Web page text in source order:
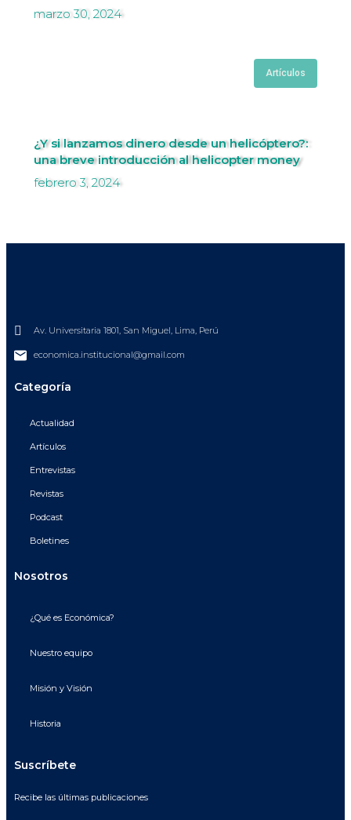
marzo 30, 2024
Artículos
¿Y si lanzamos dinero desde un helicóptero?:
una breve introducción al helicopter money
febrero 3, 2024
Av. Universitaria 1801, San Miguel, Lima, Perú
economica.institucional@gmail.com
Categoría
Actualidad
Artículos
Entrevistas
Revistas
Podcast
Boletines
Nosotros
¿Qué es Económica?
Nuestro equipo
Misión y Visión
Historia
Suscríbete
Recibe las últimas publicaciones